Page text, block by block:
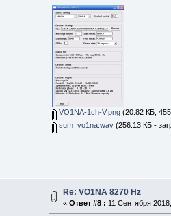
VO1NA-1ch-V.png(20.82 КБ,
sum_vo1na.wav(256.13 КБ -
Re: VO1NA 8270 Hz
« Ответ #8 : 11 Сентября